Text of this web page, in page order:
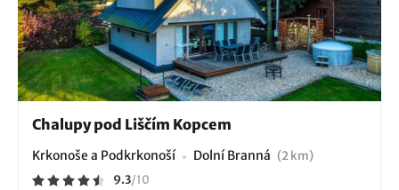
Chalupy pod Liščím Kopcem
Krkonoše a Podkrkonoší Dolní Branná (2 km)
9.3/10